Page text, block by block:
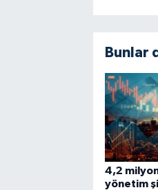
Bunlar
4,2
yönetim